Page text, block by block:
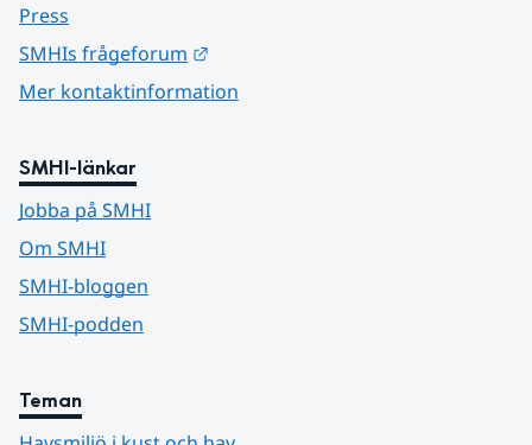
Press
SMHIs frågeforum
Mer kontaktinformation
SMHI-länkar
Jobba på SMHI
Om SMHI
SMHI-bloggen
SMHI-podden
Teman